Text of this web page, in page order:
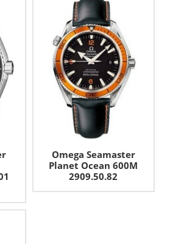
Omega Seamaster
Planet Ocean 600M
2909.50.82